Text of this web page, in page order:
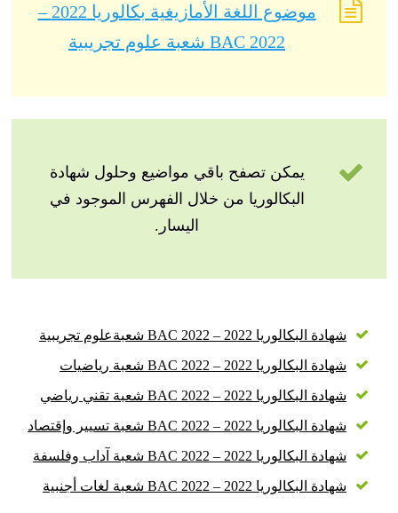
موضوع اللغة الأمازيغية بكالوريا 2022 –
BAC 2022 شعبة علوم تجريبية
يمكن تصفح باقي مواضيع وحلول شهادة
البكالوريا من خلال الفهرس الموجود في
اليسار.
شهادة البكالوريا 2022 – BAC 2022 شعبةعلوم تجريبية
شهادة البكالوريا 2022 – BAC 2022 شعبة رياضيات
شهادة البكالوريا 2022 – BAC 2022 شعبة تقني رياضي
شهادة البكالوريا 2022 – BAC 2022 شعبة تسيير وإقتصاد
شهادة البكالوريا 2022 – BAC 2022 شعبة آداب وفلسفة
شهادة البكالوريا 2022 – BAC 2022 شعبة لغات أجنبية